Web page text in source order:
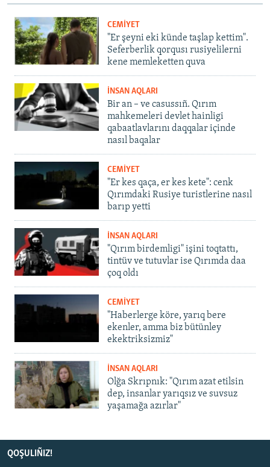
CEMİYET
"Er şeyni eki künde taşlap kettim".
Seferberlik qorqusı rusiyelilerni
kene memleketten quva
İNSAN AQLARI
Bir an – ve casussıñ. Qırım
mahkemeleri devlet hainligi
qabaatlavlarını daqqalar içinde
nasıl baqalar
CEMİYET
"Er kes qaça, er kes kete": cenk
Qırımdaki Rusiye turistlerine nasıl
barıp yetti
İNSAN AQLARI
"Qırım birdemligi" işini toqtattı,
tintüv ve tutuvlar ise Qırımda daa
çoq oldı
CEMİYET
"Haberlerge köre, yarıq bere
ekenler, amma biz bütünley
ekektriksizmiz"
İNSAN AQLARI
Olğa Skrıpnık: "Qırım azat etilsin
dep, insanlar yarıqsız ve suvsuz
yaşamağa azırlar"
QOŞULIÑIZ!